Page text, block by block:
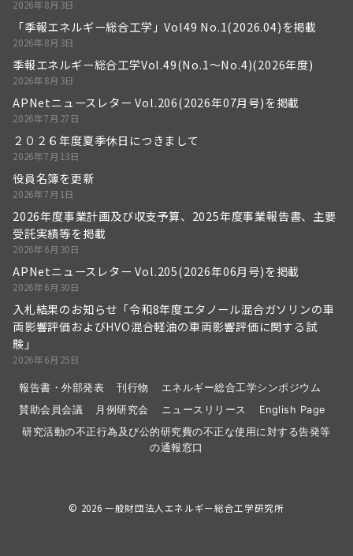
2026年8月3日
「季報エネルギー総合工学」Vol49 No.1(2026.04)を掲載
2026年8月3日
季報エネルギー総合工学Vol.49(No.1～No.4)(2026年度)
2026年8月3日
APNetニュースレター Vol.206(2026年07月号)を掲載
2026年7月27日
２０２６年度夏季休日につきまして
2026年7月13日
役員名簿を更新
2026年7月1日
2026年度事業計画及び収支予算、2025年度事業報告書、主要
受託実績等を掲載
2026年6月30日
APNetニュースレター Vol.205(2026年06月号)を掲載
2026年6月30日
入札結果のお知らせ「令和8年度エタノール混合ガソリンの車
両影響評価およびHVO混合軽油の車両影響評価に関する試
験」
2026年6月25日
報告書・外部発表 刊行物
エネルギー総合工学シンポジウム
賛助会員会議
月例研究会 ニュースリリース
English Page
研究活動の不正行為及び公的研究費の不正な使用に対する告発等
の通報窓口
© 2026 一般財団法人エネルギー総合工学研究所